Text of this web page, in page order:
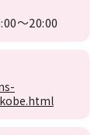
〜20:00